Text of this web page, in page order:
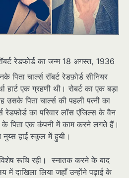
रेडफोर्ड का जन्म 18 अगस्त, 1936
चार्ल्स रॉबर्ट रेडफ़ोर्ड सीनियर
हार्ट एक ग्रहणी थी। रोबर्ट का एक बड़ा
उसके पिता चार्ल्स की पहली पत्नी का
रेडफोर्ड का परिवार लॉस एंजिल्स के वैन
के पिता एक कंपनी में काम करने लगते हैं।
नुय्स हाई स्कूल में हुयी।
रूचि रही। स्नातक करने के बाद
में दाखिला लिया जहाँ उन्होंने पढ़ाई के